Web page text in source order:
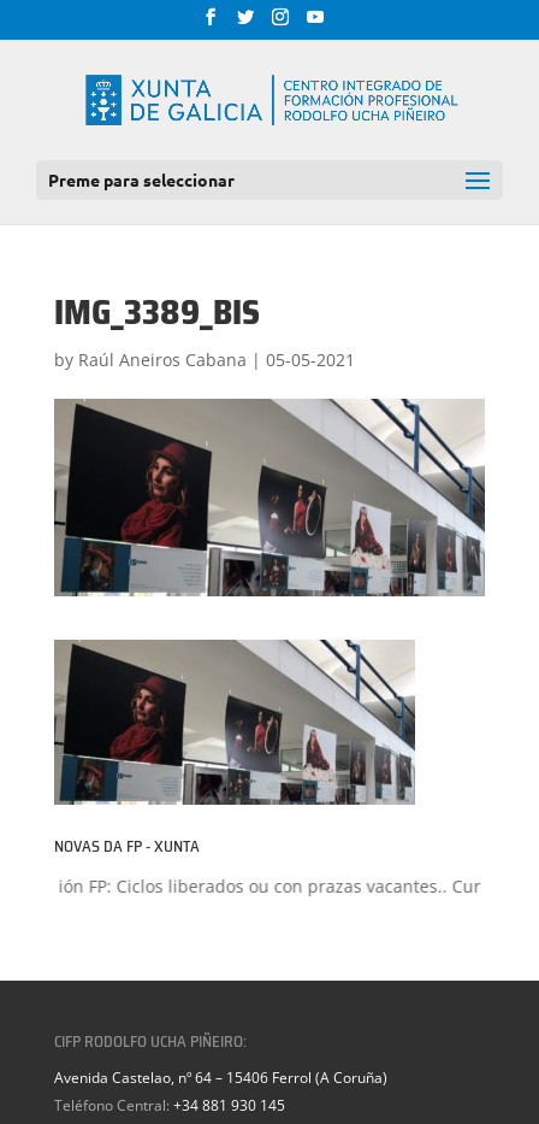
Preme para seleccionar
IMG_3389_BIS
by Raúl Aneiros Cabana | 05-05-2021
NOVAS DA FP - XUNTA
FP: Ciclos liberados ou con prazas vacantes.. Curso 2026-
CIFP RODOLFO UCHA PIÑEIRO:
Avenida Castelao, nº 64 – 15406 Ferrol (A Coruña)
Teléfono Central: +34 881 930 145